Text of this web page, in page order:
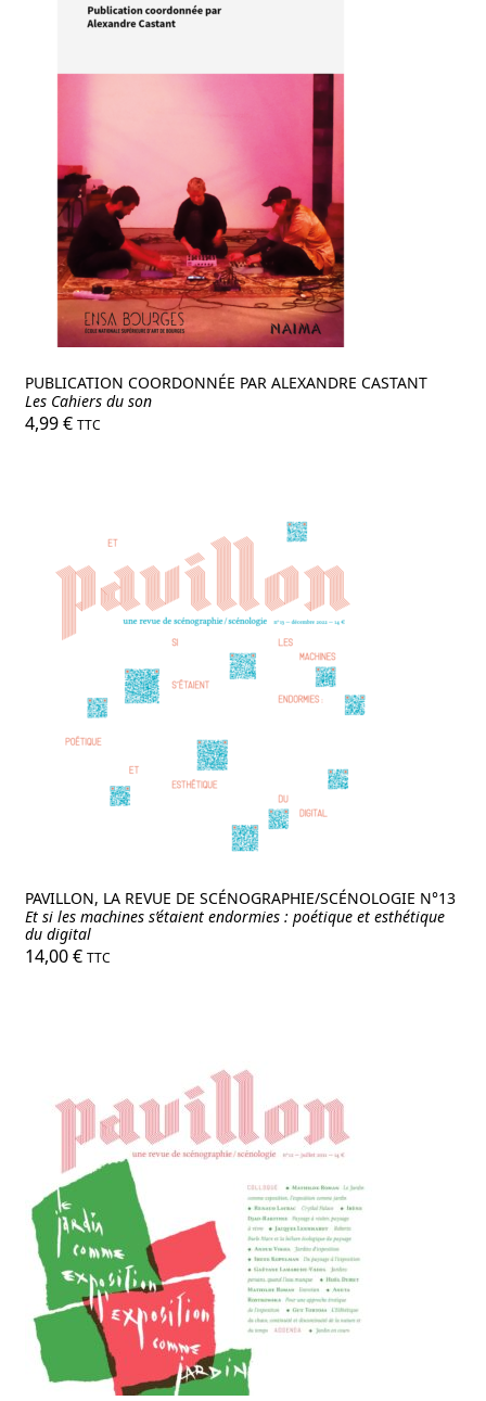
PUBLICATION COORDONNÉE PAR ALEXANDRE CASTANT
Les Cahiers du son
4,99€ TTC
PAVILLON, LA REVUE DE SCÉNOGRAPHIE/SCÉNOLOGIE N°13
Et si les machines s’étaient endormies : poétique et esthétique
du digital
14,00€ TTC